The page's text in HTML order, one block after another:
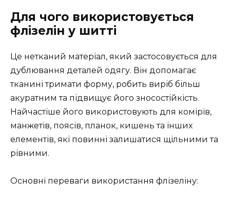
Для чого використовується
флізелін у шитті
Це нетканий матеріал, який застосовується для
дублювання деталей одягу. Він допомагає
тканині тримати форму, робить виріб більш
акуратним та підвищує його зносостійкість.
Найчастіше його використовують для комірів,
манжетів, поясів, планок, кишень та інших
елементів, які повинні залишатися щільними та
рівними.
Основні переваги використання флізеліну: